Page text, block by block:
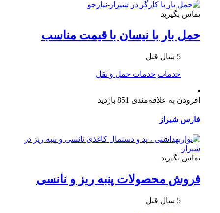
تماس بگیرید
حمل بار با نیسان با قیمت مناسب
5 سال قبل
خدمات خدمات حمل و نقل
افزودن به علاقه‌مندی 851 بازدید
فارس شیراز
تماس بگیرید
فروش محصولات پنبه ریز و نانسی
5 سال قبل